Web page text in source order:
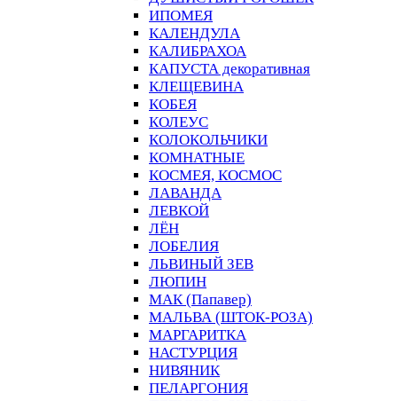
ИПОМЕЯ
КАЛЕНДУЛА
КАЛИБРАХОА
КАПУСТА декоративная
КЛЕЩЕВИНА
КОБЕЯ
КОЛЕУС
КОЛОКОЛЬЧИКИ
КОМНАТНЫЕ
КОСМЕЯ, КОСМОС
ЛАВАНДА
ЛЕВКОЙ
ЛЁН
ЛОБЕЛИЯ
ЛЬВИНЫЙ ЗЕВ
ЛЮПИН
МАК (Папавер)
МАЛЬВА (ШТОК-РОЗА)
МАРГАРИТКА
НАСТУРЦИЯ
НИВЯНИК
ПЕЛАРГОНИЯ